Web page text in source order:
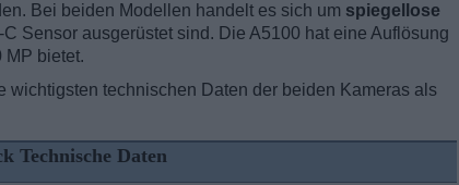
Bei beiden Modellen handelt es sich um spiegellose
Sensor ausgerüstet sind. Die A5100 hat eine Auflösung
MP bietet.
technischen Daten der beiden Kameras als
Technische Daten